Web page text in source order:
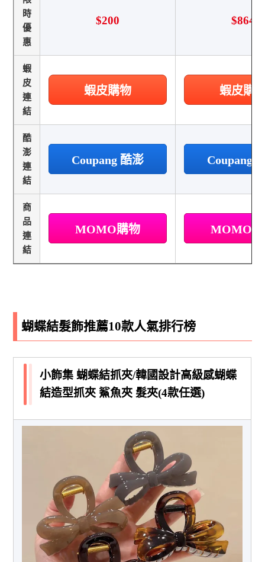
時
優
惠
$200 $864
蝦
皮
連
結
蝦皮購物 蝦皮購
酷
澎
連
結
Coupang 酷澎 Coupang
商
品
連
結
MOMO購物 MOMO
蝴蝶結髮飾推薦10款人氣排行榜
小飾集 蝴蝶結抓夾/韓國設計高級感蝴蝶
結造型抓夾 鯊魚夾 髮夾(4款任選)